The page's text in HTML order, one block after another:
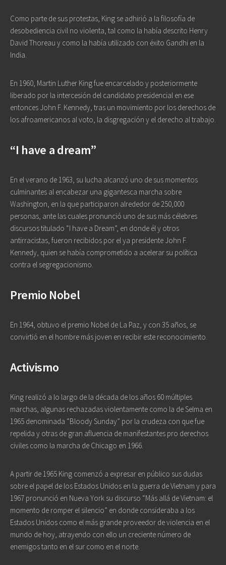
Como parte de sus protestas, King se adhirió a la filosofía de
desobediencia civil no violenta, tal como la había descrito Henry
David Thoreau y como la había utilizado con éxito Gandhi en la
India.
En 1960, Martin Luther King fue encarcelado y posteriormente
liberado por la intercesión del candidato presidencial en ese
entonces John F. Kennedy, tras un movimiento por los derechos de
los afroamericanos al voto, la disgregación y el derecho al trabajo.
“I have a dream”
En el verano de 1963, su lucha alcanzó uno de sus momentos
culminantes al encabezar una gigantesca marcha sobre
Washington, en la que participaron alrededor de 250,000
personas, ante las cuales pronunció uno de sus más célebres
discursos titulado “I have a Dream”, en donde él y otros
antirracistas, fueron recibidos por el ya presidente John F.
Kennedy, quien se había comprometido a acelerar su política
contra el segregacionismo.
Premio Nobel
En 1964, obtuvo el premio Nobel de La Paz, y con 35 años, se
convirtió en el hombre más joven en recibir este reconocimiento.
Activismo
King realizó a lo largo de la década de los años 60 múltiples
marchas, algunas rechazadas violentamente como la de Selma en
1965 denominada “Bloody Sunday” por la crudeza con que fue
repelida y otras de gran afluencia de manifestantes pro derechos
civiles como la marcha de Chicago en 1966.
A partir de 1965 King comenzó a expresar en público sus dudas
sobre el papel de los Estados Unidos en la guerra de Vietnam y para
1967 pronunció en Nueva York su discurso “Más allá de Vietnam: el
momento de romper el silencio” en donde consideraba a los
Estados Unidos como el más grande proveedor de violencia en el
mundo de hoy, atrayendo con ello un creciente número de
enemigos tanto en el sur como en el norte.